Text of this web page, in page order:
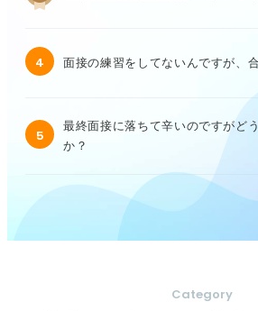
4 面接の練習をしてないんですが、
5
最終面接に落ちて辛いのですがど
か？
Category